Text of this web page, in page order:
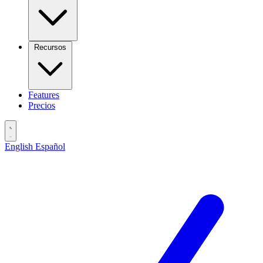
Features
Precios
English Español